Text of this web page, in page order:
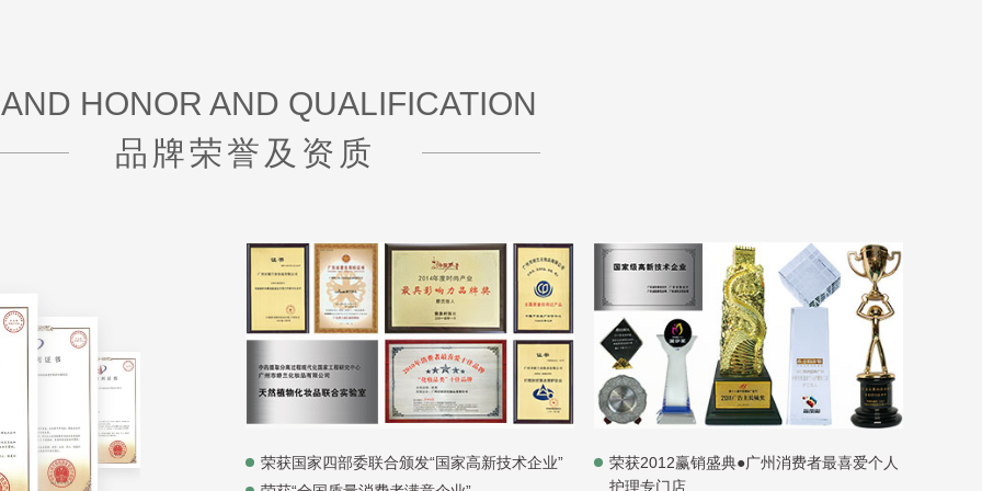
HONOR AND QUALIFICATION
品牌荣誉及资质
荣获国家四部委联合颁发“国家高新技术企业”
荣获2012赢销盛典●广州消费者最喜爱个人
护理专门店